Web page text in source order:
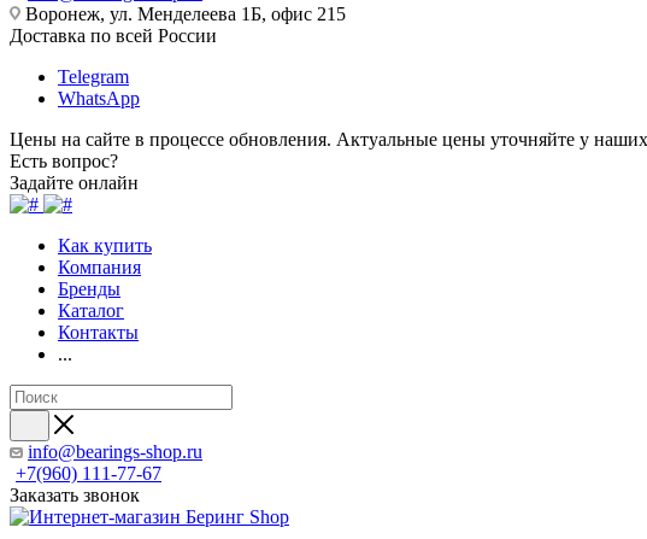
Воронеж, ул. Менделеева 1Б, офис 215
Доставка по всей России
Telegram
WhatsApp
Цены на сайте в процессе обновления. Актуальные цены уточняйте у
Есть вопрос?
Задайте онлайн
Как купить
Компания
Бренды
Каталог
Контакты
...
info@bearings-shop.ru
+7(960) 111-77-67
Заказать звонок